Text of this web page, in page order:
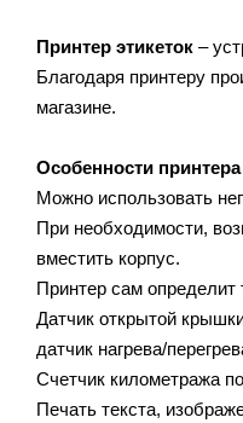
Принтер этикеток –
Благодаря принтеру
магазине.
Особенности принтера
Можно использовать
При необходимости,
вместить корпус.
Принтер сам определит
Датчик открытой
датчик нагрева/
Счетчик километража
Печать текста,